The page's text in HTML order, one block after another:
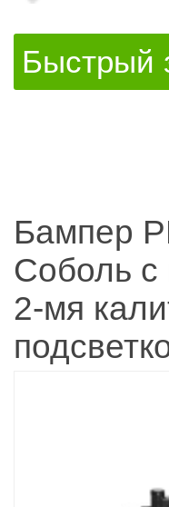
Быстрый
Бампер
Соболь с
2-мя